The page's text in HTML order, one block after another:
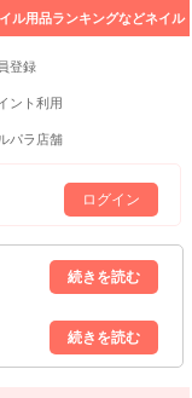
ル用品ランキングなどネイル
登録
ント利用
パラ店舗
ログイン
｣はお休みいたしま
の対応となりますので